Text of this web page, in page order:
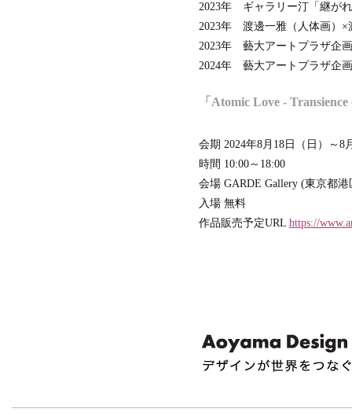
2023年 ギャラリー汀「継が
2023年 渡邊一雅（人体画）×
2023年 藝大アートプラザ企
2024年 藝大アートプラザ企
「Atomic Love -
会期 2024年8月18日（日）～8
時間 10:00～18:00
会場 GARDE Gallery (東京都
入場 無料
作品販売予定URL https://